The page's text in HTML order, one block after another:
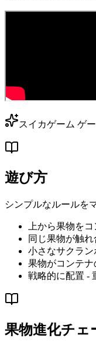
スイカゲーム ゲ
遊び方
シンプルなルールを
上から果物を
同じ果物が触
小さなサクラン
果物がコンテ
戦略的に配置 -
果物進化チェ